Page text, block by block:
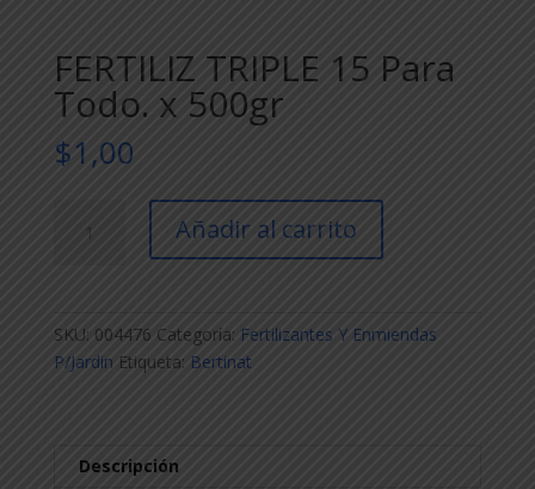
FERTILIZ TRIPLE 15 Para
Todo. x 500gr
$1,00
TRIPLE
500gr
Añadir al carrito
SKU: 004476 Categoría: Fertilizantes Y Enmiendas
P/Jardin Etiqueta: Bertinat
Descripción